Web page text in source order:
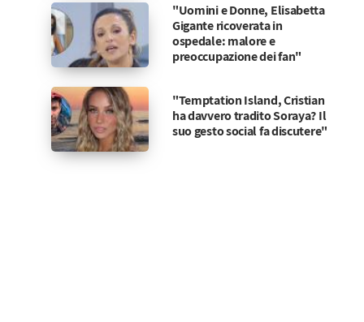
"Uomini e Donne, Elisabetta
Gigante ricoverata in
ospedale: malore e
preoccupazione dei fan"
"Temptation Island, Cristian
ha davvero tradito Soraya? Il
suo gesto social fa discutere"